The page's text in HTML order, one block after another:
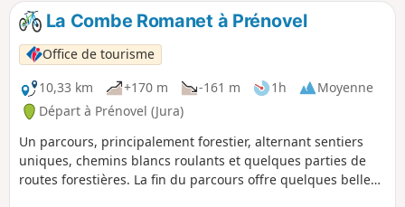
La Combe Romanet à Prénovel
Office de tourisme
10,33 km
+170 m -161 m 1h
Moyenne
Départ à Prénovel (Jura)
Un parcours, principalement forestier, alternant sentiers
uniques, chemins blancs roulants et quelques parties de
routes forestières. La fin du parcours offre quelques belles